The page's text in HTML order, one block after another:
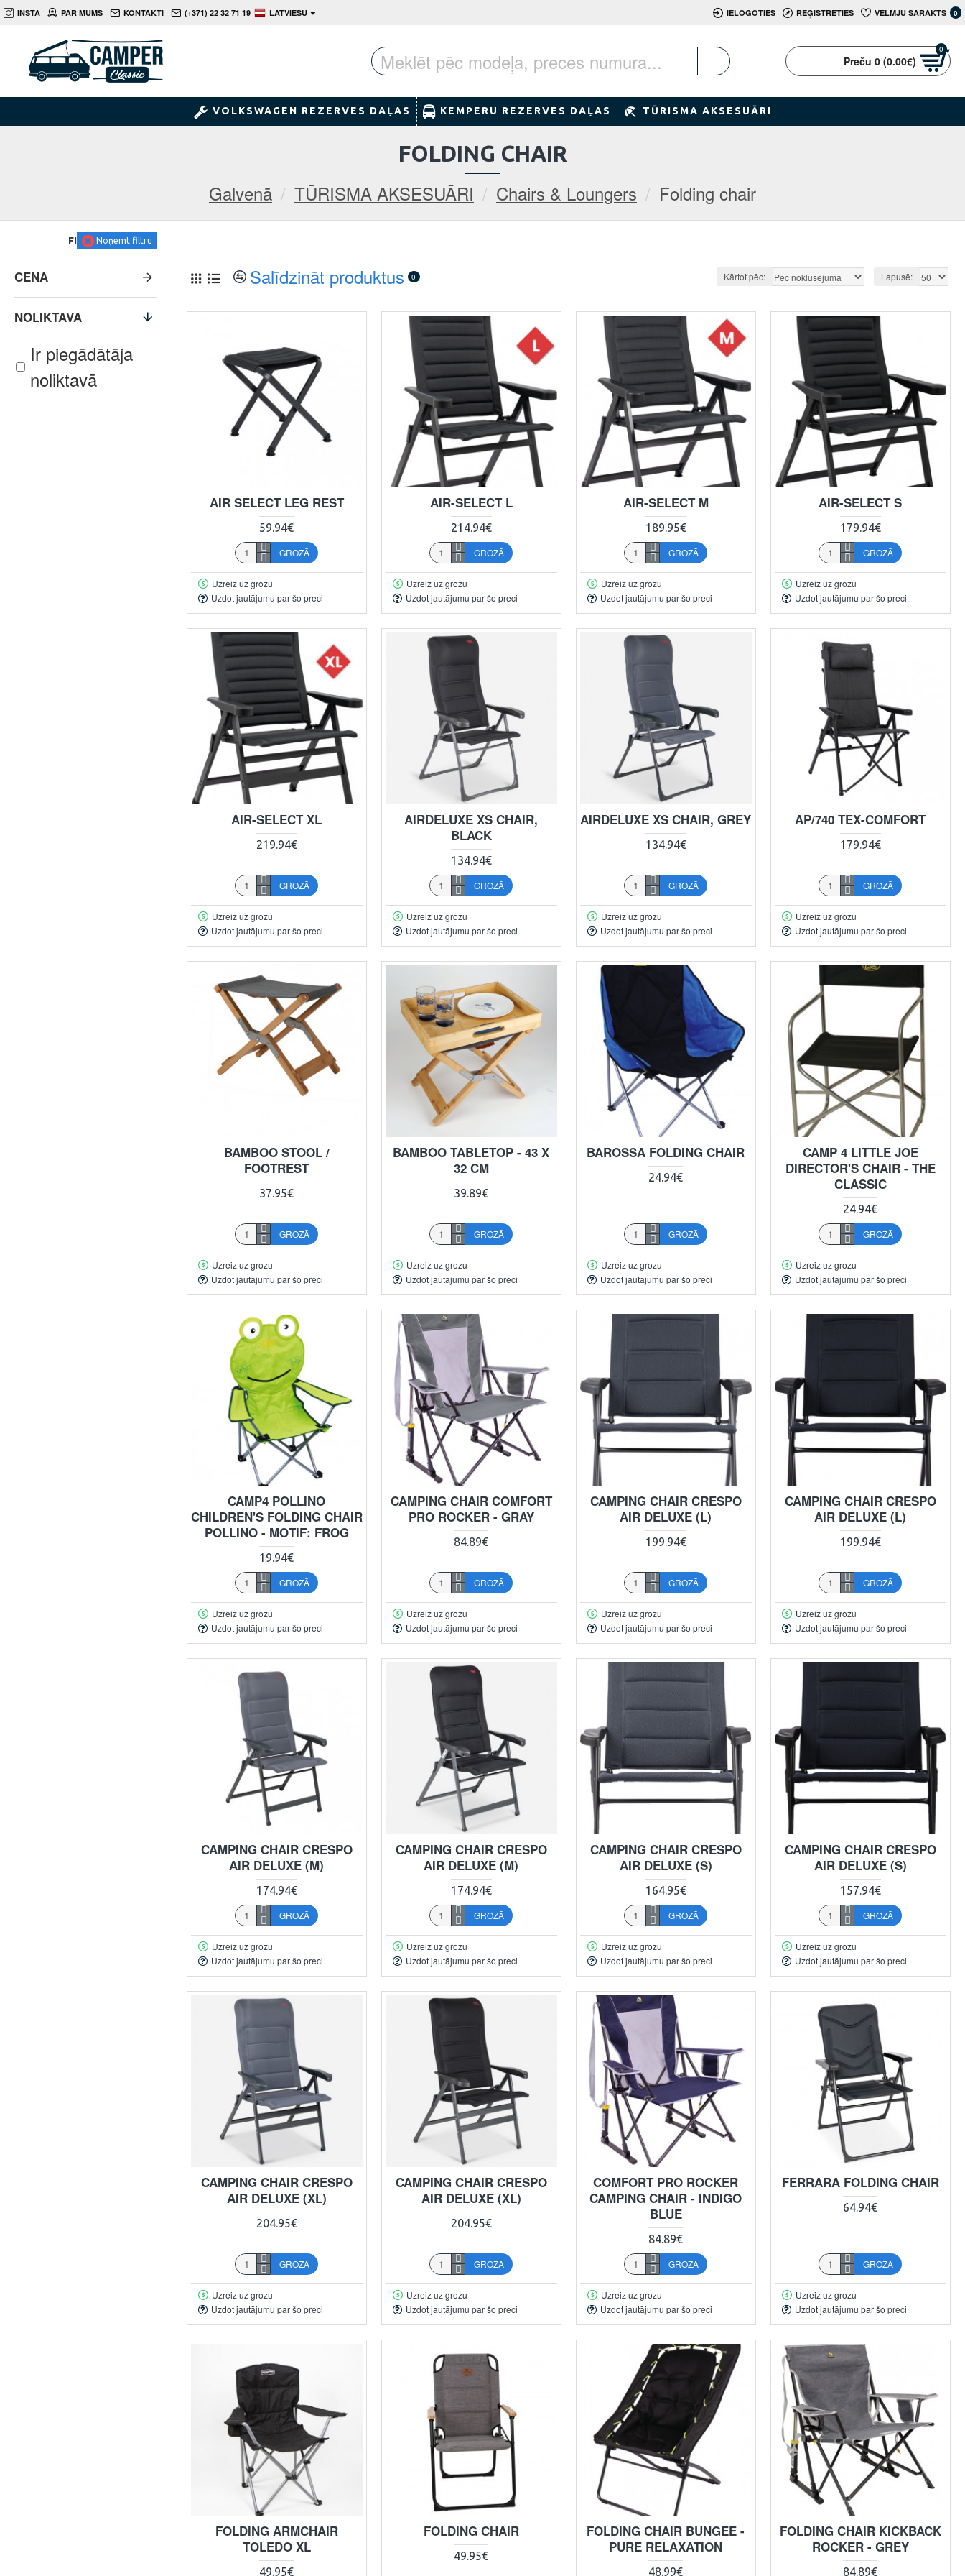
INSTA PAR MUMS KONTAKTI (+371) 22 32 71 19 LATVIEŠU IELOGOTIES REĢISTRĒTIES VĒLMJU SARAKTS 0
Preču 0 (0.00€)
0
VOLKSWAGEN REZERVES DAĻAS KEMPERU REZERVES DAĻAS TŪRISMA AKSESUĀRI
Galvenā TŪRISMA AKSESUĀRI Chairs & Loungers Folding chair
FOLDING CHAIR
FILTRSNoņemt filtru
CENA
NOLIKTAVA
Ir piegādātāja
noliktavā
Salīdzināt produktus 0 Kārtot pēc: Lapusē:
AIR SELECT LEG REST
59.94€
GROZĀ
Uzreiz uz grozu
Uzdot jautājumu par šo preci
AIR-SELECT L
214.94€
GROZĀ
Uzreiz uz grozu
Uzdot jautājumu par šo preci
AIR-SELECT M
189.95€
GROZĀ
Uzreiz uz grozu
Uzdot jautājumu par šo preci
AIR-SELECT S
179.94€
GROZĀ
Uzreiz uz grozu
Uzdot jautājumu par šo preci
AIR-SELECT XL
219.94€
GROZĀ
Uzreiz uz grozu
Uzdot jautājumu par šo preci
AIRDELUXE XS CHAIR,
BLACK
134.94€
GROZĀ
Uzreiz uz grozu
Uzdot jautājumu par šo preci
AIRDELUXE XS CHAIR, GREY
134.94€
GROZĀ
Uzreiz uz grozu
Uzdot jautājumu par šo preci
AP/740 TEX-COMFORT
179.94€
GROZĀ
Uzreiz uz grozu
Uzdot jautājumu par šo preci
BAMBOO STOOL /
FOOTREST
37.95€
GROZĀ
Uzreiz uz grozu
Uzdot jautājumu par šo preci
BAMBOO TABLETOP - 43 X
32 CM
39.89€
GROZĀ
Uzreiz uz grozu
Uzdot jautājumu par šo preci
BAROSSA FOLDING CHAIR
24.94€
GROZĀ
Uzreiz uz grozu
Uzdot jautājumu par šo preci
CAMP 4 LITTLE JOE
DIRECTOR'S CHAIR - THE
CLASSIC
24.94€
GROZĀ
Uzreiz uz grozu
Uzdot jautājumu par šo preci
CAMP4 POLLINO
CHILDREN'S FOLDING CHAIR
POLLINO - MOTIF: FROG
19.94€
GROZĀ
Uzreiz uz grozu
Uzdot jautājumu par šo preci
CAMPING CHAIR COMFORT
PRO ROCKER - GRAY
84.89€
GROZĀ
Uzreiz uz grozu
Uzdot jautājumu par šo preci
CAMPING CHAIR CRESPO
AIR DELUXE (L)
199.94€
GROZĀ
Uzreiz uz grozu
Uzdot jautājumu par šo preci
CAMPING CHAIR CRESPO
AIR DELUXE (L)
199.94€
GROZĀ
Uzreiz uz grozu
Uzdot jautājumu par šo preci
CAMPING CHAIR CRESPO
AIR DELUXE (M)
174.94€
GROZĀ
Uzreiz uz grozu
Uzdot jautājumu par šo preci
CAMPING CHAIR CRESPO
AIR DELUXE (M)
174.94€
GROZĀ
Uzreiz uz grozu
Uzdot jautājumu par šo preci
CAMPING CHAIR CRESPO
AIR DELUXE (S)
164.95€
GROZĀ
Uzreiz uz grozu
Uzdot jautājumu par šo preci
CAMPING CHAIR CRESPO
AIR DELUXE (S)
157.94€
GROZĀ
Uzreiz uz grozu
Uzdot jautājumu par šo preci
CAMPING CHAIR CRESPO
AIR DELUXE (XL)
204.95€
GROZĀ
Uzreiz uz grozu
Uzdot jautājumu par šo preci
CAMPING CHAIR CRESPO
AIR DELUXE (XL)
204.95€
GROZĀ
Uzreiz uz grozu
Uzdot jautājumu par šo preci
COMFORT PRO ROCKER
CAMPING CHAIR - INDIGO
BLUE
84.89€
GROZĀ
Uzreiz uz grozu
Uzdot jautājumu par šo preci
FERRARA FOLDING CHAIR
64.94€
GROZĀ
Uzreiz uz grozu
Uzdot jautājumu par šo preci
FOLDING ARMCHAIR
TOLEDO XL
49.95€
FOLDING CHAIR
49.95€
FOLDING CHAIR BUNGEE -
PURE RELAXATION
48.99€
FOLDING CHAIR KICKBACK
ROCKER - GREY
84.89€